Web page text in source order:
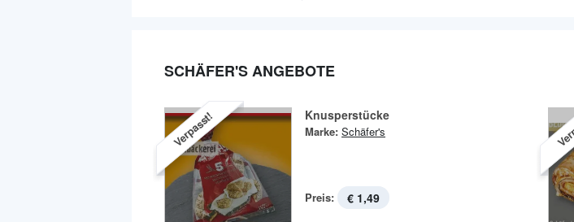
SCHÄFER'S ANGEBOTE
Verpasst! Knusperstücke
Marke: Schäfer's
Preis: € 1,49